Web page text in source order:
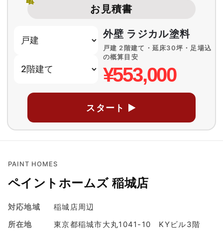
お見積書
外壁 ラジカル塗料
戸建 2階建て・延床30坪・足場込
の概算目安
¥553,000
スタート ▶
PAINT HOMES
ペイントホームズ 稲城店
対応地域
稲城店周辺
所在地
東京都稲城市大丸1041-10 KYビル3階